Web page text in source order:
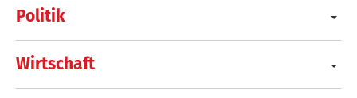
Politik
Wirtschaft